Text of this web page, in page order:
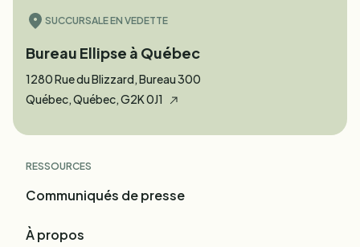
SUCCURSALE EN VEDETTE
Bureau Ellipse à Québec
1280 Rue du Blizzard, Bureau 300
Québec, Québec, G2K 0J1
RESSOURCES
Communiqués de presse
À propos